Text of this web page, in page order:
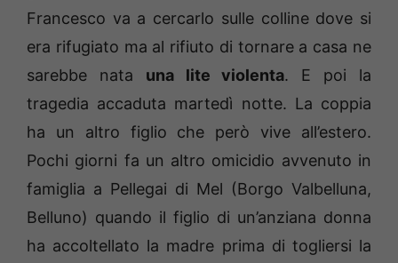
Francesco va a cercarlo sulle colline dove si
era rifugiato ma al rifiuto di tornare a casa ne
sarebbe nata una lite violenta. E poi la
tragedia accaduta martedì notte. La coppia
ha un altro figlio che però vive all’estero.
Pochi giorni fa un altro omicidio avvenuto in
famiglia a Pellegai di Mel (Borgo Valbelluna,
Belluno) quando il figlio di un’anziana donna
ha accoltellato la madre prima di togliersi la